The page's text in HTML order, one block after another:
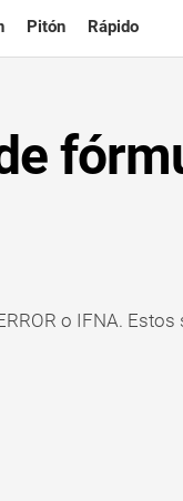
Pitón Rápido
o IFNA.